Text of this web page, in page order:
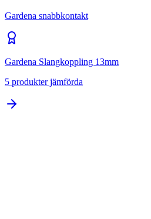
Gardena snabbkontakt
Gardena Slangkoppling 13mm
5 produkter jämförda